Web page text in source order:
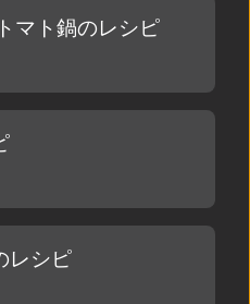
マト鍋のレシピ
レシピ